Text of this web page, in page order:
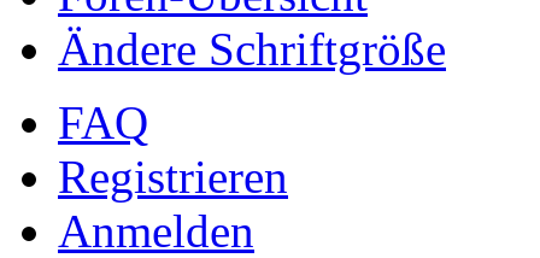
Ändere Schriftgröße
FAQ
Registrieren
Anmelden